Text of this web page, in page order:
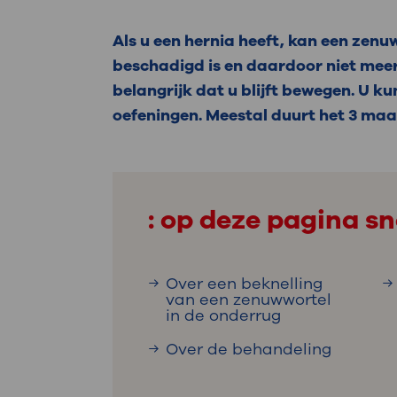
Uw
Contact
steeds verder uit, zodat u zelf
we u sneller helpen.
Direct naar MijnOLVG
Als u een hernia heeft, kan een
beschadigd is en daardoor niet
belangrijk dat u blijft bewegen. U
oefeningen. Meestal duurt het 3
: op deze pagina
Over een beknelling
van een zenuwwortel
in de onderrug
Over de behandeling